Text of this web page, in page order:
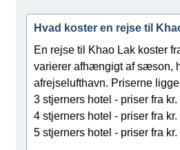
Hvad koster en rejse til
En rejse til Khao Lak koster
varierer afhængigt af sæson,
afrejselufthavn. Priserne
3 stjerners hotel - priser fra
4 stjerners hotel - priser fra
5 stjerners hotel - priser fra